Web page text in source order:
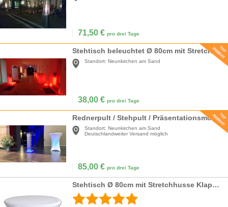
71,50 € pro drei Tage
Stehtisch beleuchtet Ø 80cm mit Stretchhusse weiß / Akku LED Beleuchtung / Klappbar
Standort: Neunkirchen am Sand
38,00 € pro drei Tage
Rednerpult / Stehpult / Präsentationsmöbel
Standort: Neunkirchen am Sand
Deutschlandweiter Versand möglich
85,00 € pro drei Tage
Stehtisch Ø 80cm mit Stretchhusse Klappbar